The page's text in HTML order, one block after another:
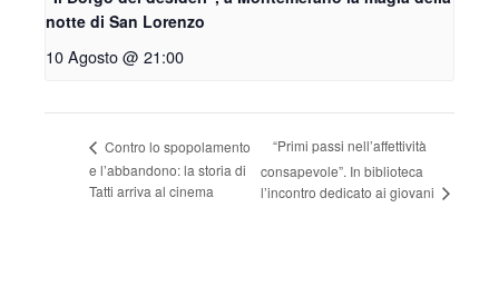
notte di San Lorenzo
10 Agosto @ 21:00
Contro lo spopolamento
e l’abbandono: la storia di
Tatti arriva al cinema
“Primi passi nell’affettività
consapevole”. In biblioteca
l’incontro dedicato ai giovani